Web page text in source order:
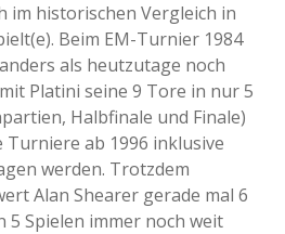
im historischen Vergleich in
Beim EM-Turnier 1984
als heutzutage noch
Platini seine 9 Tore in nur 5
Halbfinale und Finale)
Turniere ab 1996 inklusive
werden. Trotzdem
Alan Shearer gerade mal 6
5 Spielen immer noch weit